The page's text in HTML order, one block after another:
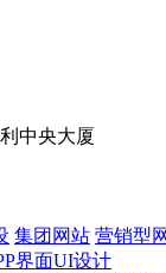
中央大厦
集团网站 营销型
界面UI设计